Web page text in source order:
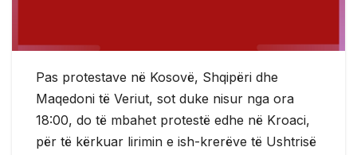
Pas protestave në Kosovë, Shqipëri dhe
Maqedoni të Veriut, sot duke nisur nga ora
18:00, do të mbahet protestë edhe në Kroaci,
për të kërkuar lirimin e ish-krerëve të Ushtrisë